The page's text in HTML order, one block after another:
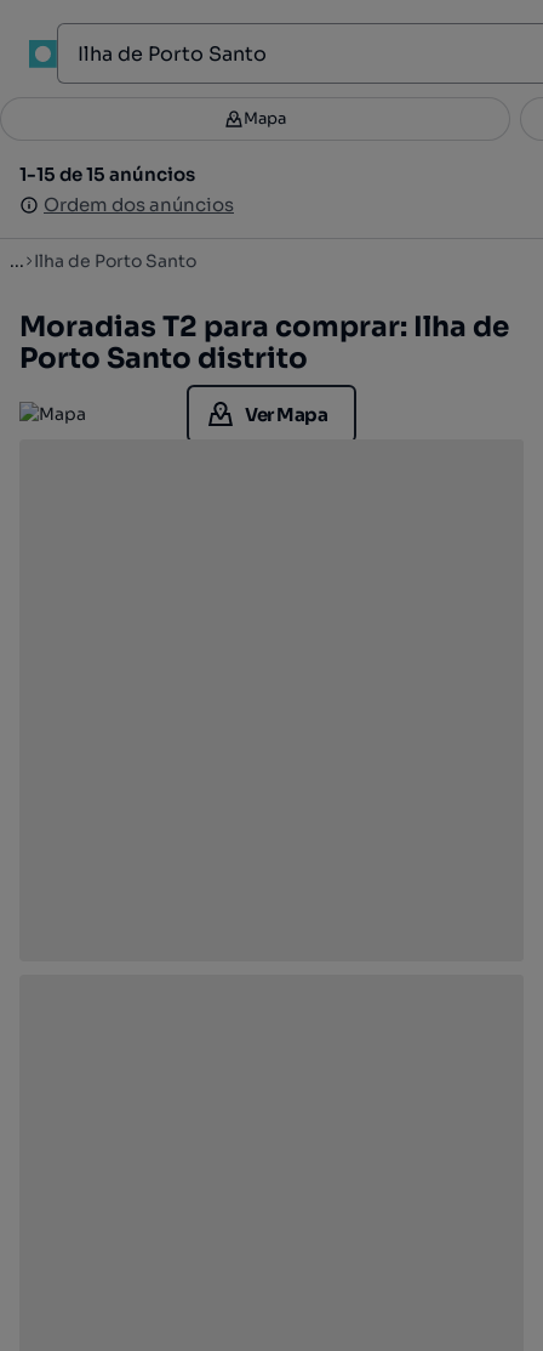
Filtros 3
1-15 de 15 anúncios
Ordem dos anúncios
Mapa
1-15 de 15 anúncios
Ordem dos anúncios
... Ilha de Porto Santo
Moradias T2 para comprar: Ilha de
Porto Santo distrito
Ver Mapa